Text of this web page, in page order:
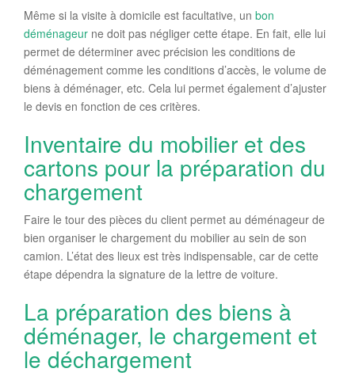
Même si la visite à domicile est facultative, un bon
déménageur ne doit pas négliger cette étape. En fait, elle lui
permet de déterminer avec précision les conditions de
déménagement comme les conditions d’accès, le volume de
biens à déménager, etc. Cela lui permet également d’ajuster
le devis en fonction de ces critères.
Inventaire du mobilier et des
cartons pour la préparation du
chargement
Faire le tour des pièces du client permet au déménageur de
bien organiser le chargement du mobilier au sein de son
camion. L’état des lieux est très indispensable, car de cette
étape dépendra la signature de la lettre de voiture.
La préparation des biens à
déménager, le chargement et
le déchargement